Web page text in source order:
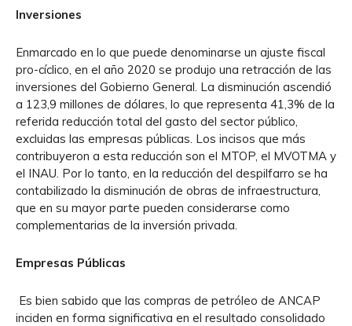
Inversiones
Enmarcado en lo que puede denominarse un ajuste fiscal
pro-cíclico, en el año 2020 se produjo una retracción de las
inversiones del Gobierno General. La disminución ascendió
a 123,9 millones de dólares, lo que representa 41,3% de la
referida reducción total del gasto del sector público,
excluidas las empresas públicas. Los incisos que más
contribuyeron a esta reducción son el MTOP, el MVOTMA y
el INAU. Por lo tanto, en la reducción del despilfarro se ha
contabilizado la disminución de obras de infraestructura,
que en su mayor parte pueden considerarse como
complementarias de la inversión privada.
Empresas Públicas
Es bien sabido que las compras de petróleo de ANCAP
inciden en forma significativa en el resultado consolidado